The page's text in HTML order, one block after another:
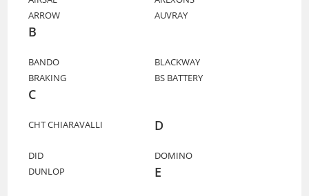
ARROW
AUVRAY
B
BANDO
BLACKWAY
BRAKING
BS BATTERY
C
CHT CHIARAVALLI D
DID
DOMINO
DUNLOP
E